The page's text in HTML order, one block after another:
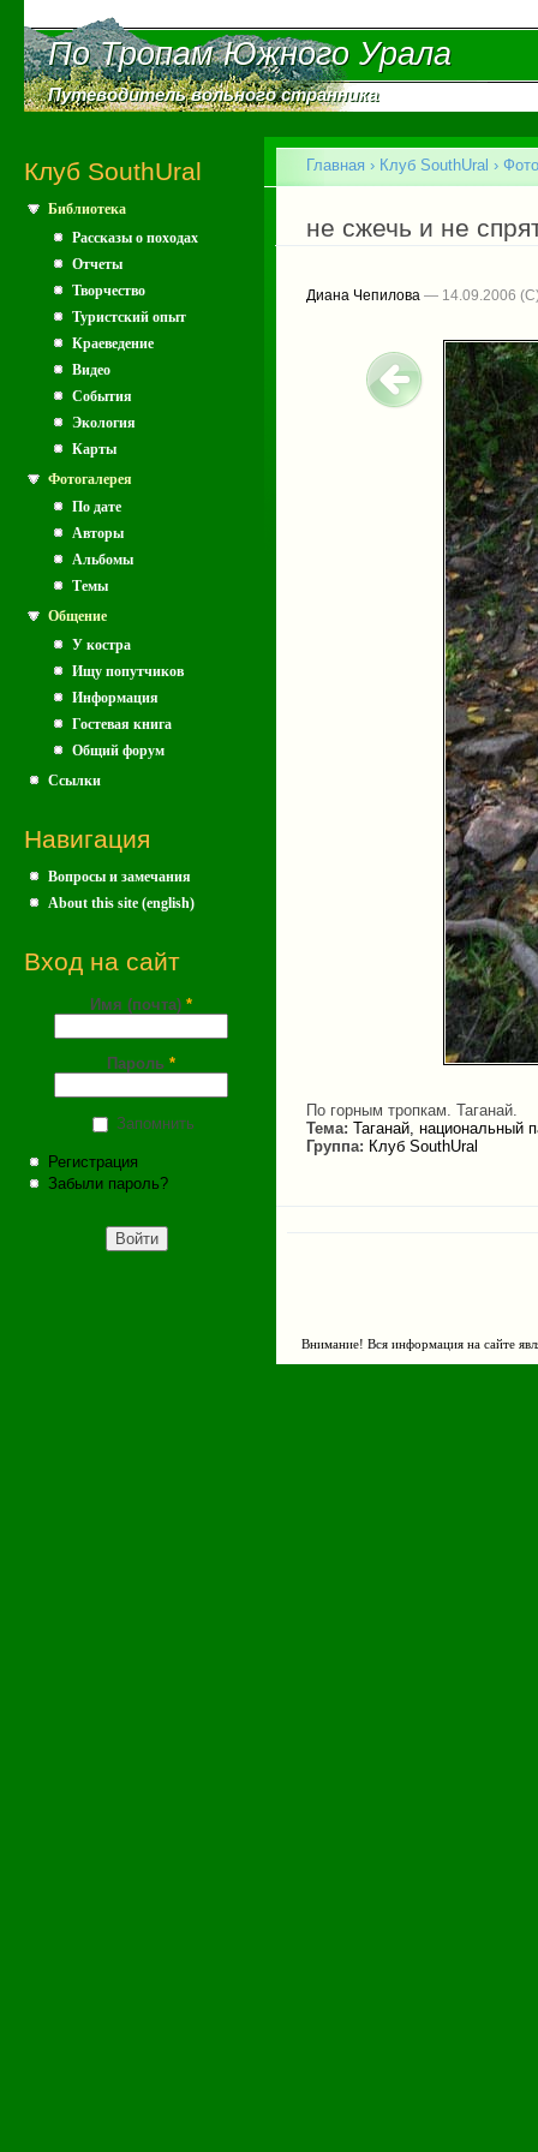
По Тропам Южного Урала
По Тропам Южного Урала
Путеводитель вольного странника
Путеводитель вольного странника
Клуб SouthUral
Библиотека
Рассказы о походах
Отчеты
Творчество
Туристский опыт
Краеведение
Видео
События
Экология
Карты
Фотогалерея
По дате
Авторы
Альбомы
Темы
Общение
У костра
Ищу попутчиков
Информация
Гостевая книга
Общий форум
Ссылки
Навигация
Вопросы и замечания
About this site (english)
Вход на сайт
Имя (почта) *
Пароль *
Запомнить
Регистрация
Забыли пароль?
Вы здесь
Главная › Клуб SouthUral ›
не сжечь и не
Диана Чепилова — 14.09.2006
По горным тропкам. Таганай.
Тема: Таганай, национальный
Группа: Клуб SouthUral
Внимание! Вся информация на сайте